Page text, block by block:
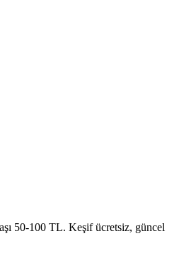
50-100 TL. Keşif ücretsiz, güncel